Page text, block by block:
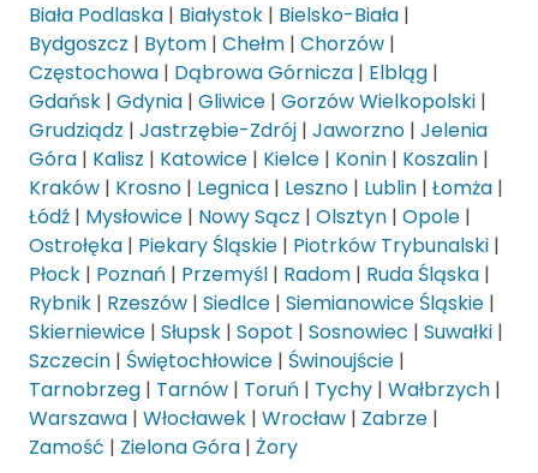
Biała Podlaska | Białystok | Bielsko-Biała |
Bydgoszcz | Bytom | Chełm | Chorzów |
Częstochowa | Dąbrowa Górnicza | Elbląg |
Gdańsk | Gdynia | Gliwice | Gorzów Wielkopolski |
Grudziądz | Jastrzębie-Zdrój | Jaworzno | Jelenia
Góra | Kalisz | Katowice | Kielce | Konin | Koszalin |
Kraków | Krosno | Legnica | Leszno | Lublin | Łomża |
Łódź | Mysłowice | Nowy Sącz | Olsztyn | Opole |
Ostrołęka | Piekary Śląskie | Piotrków Trybunalski |
Płock | Poznań | Przemyśl | Radom | Ruda Śląska |
Rybnik | Rzeszów | Siedlce | Siemianowice Śląskie |
Skierniewice | Słupsk | Sopot | Sosnowiec | Suwałki |
Szczecin | Świętochłowice | Świnoujście |
Tarnobrzeg | Tarnów | Toruń | Tychy | Wałbrzych |
Warszawa | Włocławek | Wrocław | Zabrze |
Zamość | Zielona Góra | Żory